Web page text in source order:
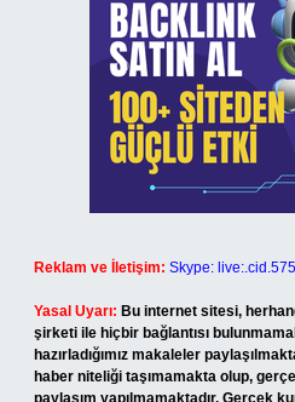
Reklam ve İletişim: Skype:
Yasal Uyarı: Bu internet sitesi,
şirketi ile hiçbir bağlantısı
hazırladığımız makaleler
haber niteliği taşımamakta olup,
paylaşım yapılmamaktadır. Gerçek